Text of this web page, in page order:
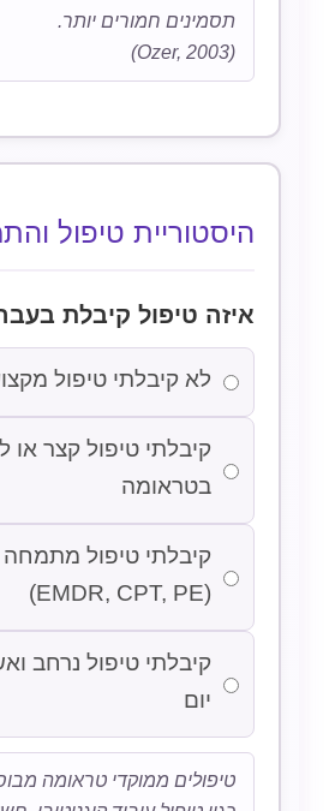
תסמינים חמורים יותר.
(Ozer, 2003)
היסטוריית טיפול
איזה טיפול קיבלת
לא קיבלתי טיפול
קיבלתי טיפול קצר
בטראומה
קיבלתי טיפול
(EMDR, CPT, PE)
קיבלתי טיפול נרחב
יום
טיפולים ממוקדי טראומה